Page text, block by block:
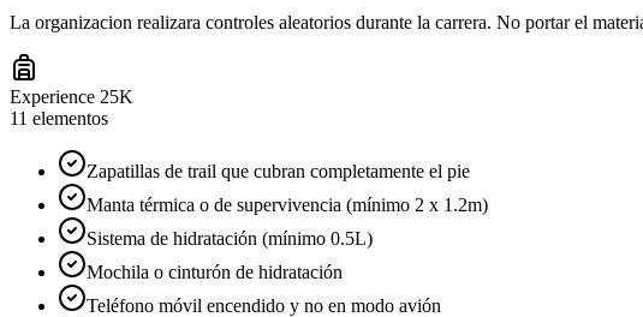
La organizacion realizara controles aleatorios durante la carrera. No portar el
Experience 25K
11 elementos
Zapatillas de trail que cubran completamente el pie
Manta térmica o de supervivencia (mínimo 2 x 1.2m)
Sistema de hidratación (mínimo 0.5L)
Mochila o cinturón de hidratación
Teléfono móvil encendido y no en modo avión